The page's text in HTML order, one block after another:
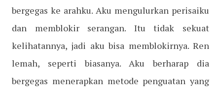
bergegas ke arahku. Aku mengulurkan perisaiku
dan memblokir serangan. Itu tidak sekuat
kelihatannya, jadi aku bisa memblokirnya. Ren
lemah, seperti biasanya. Aku berharap dia
bergegas menerapkan metode penguatan yang